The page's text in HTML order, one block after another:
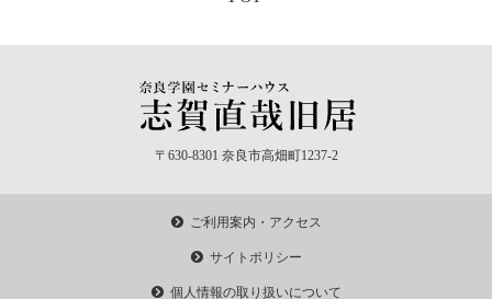
〒630-8301 奈良市高畑町1237-2
ご利用案内・アクセス
サイトポリシー
個人情報の取り扱いについて